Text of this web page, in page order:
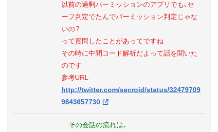
以前の過剰パーミッションのアプリでも、セ
ーフ判定でたんでパーミッション判定じゃな
いの？
って質問したことがあってですね
その時に中間コード解析だよって話を聞いた
のです
参考URL
http://twitter.com/secroid/status/32479709
9843657730
その会話の流れは、